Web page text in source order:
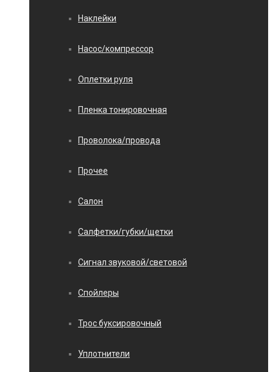
Наклейки
Насос/компрессор
Оплетки руля
Пленка тонировочная
Проволока/провода
Прочее
Салон
Салфетки/губки/щетки
Сигнал звуковой/световой
Спойлеры
Трос буксировочный
Уплотнители